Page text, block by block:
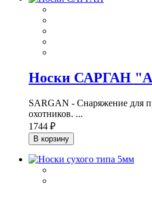
Носки САРГАН
SARGAN - Снаряжение для
охотников. ...
1744 ₽
В корзину